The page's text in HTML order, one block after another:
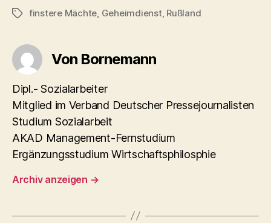
Schlagwörter
finstere Mächte Geheimdienst, Rußland
Von Bornemann
Dipl.- Sozialarbeiter
Mitglied im Verband Deutscher Pressejournalisten
Studium Sozialarbeit
AKAD Management-Fernstudium
Ergänzungsstudium Wirtschaftsphilosphie
Archiv anzeigen →